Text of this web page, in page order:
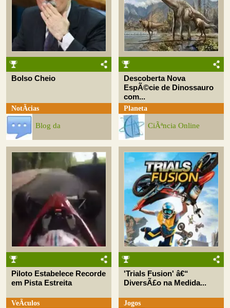
Bolso Cheio
NotÃ­cias
Blog da
Descoberta Nova
EspÃ©cie de Dinossauro
com...
Planeta
CiÃªncia Online
Piloto Estabelece Recorde
em Pista Estreita
VeÃ­culos
'Trials Fusion' â€“
DiversÃ£o na Medida...
Jogos